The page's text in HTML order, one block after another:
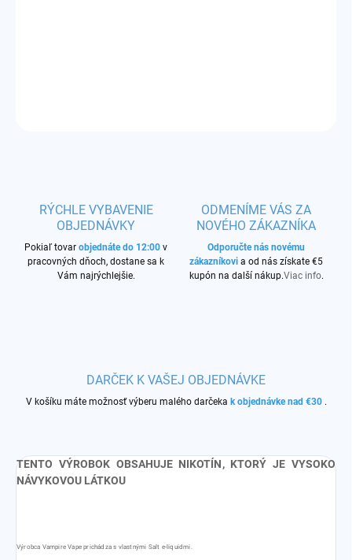
RÝCHLE VYBAVENIE
OBJEDNÁVKY
Pokiaľ tovar objednáte do 12:00 v
pracovných dňoch, dostane sa k
Vám najrýchlejšie.
ODMENÍME VÁS ZA
NOVÉHO ZÁKAZNÍKA
Odporučte nás novému
zákazníkovi a od nás získate €5
kupón na další nákup.Viac info.
DARČEK K VAŠEJ OBJEDNÁVKE
V košíku máte možnosť výberu malého darčeka k objednávke nad €30.
TENTO VÝROBOK OBSAHUJE NIKOTÍN, KTORÝ JE VYSOKO
NÁVYKOVOU LÁTKOU
Výrobca Vampire Vape prichádza s vlastnými Salt e-liquidmi.